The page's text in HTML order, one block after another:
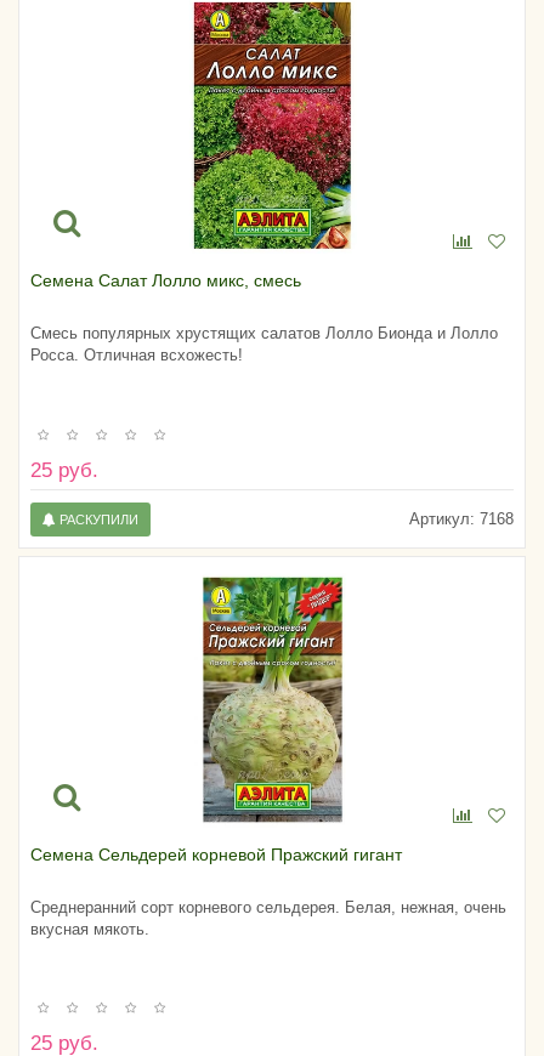
Семена Салат Лолло микс, смесь
Смесь популярных хрустящих салатов Лолло Бионда и Лолло
Росса. Отличная всхожесть!
25 руб.
Артикул: 7168
РАСКУПИЛИ
Семена Сельдерей корневой Пражский гигант
Среднеранний сорт корневого сельдерея. Белая, нежная, очень
вкусная мякоть.
25 руб.